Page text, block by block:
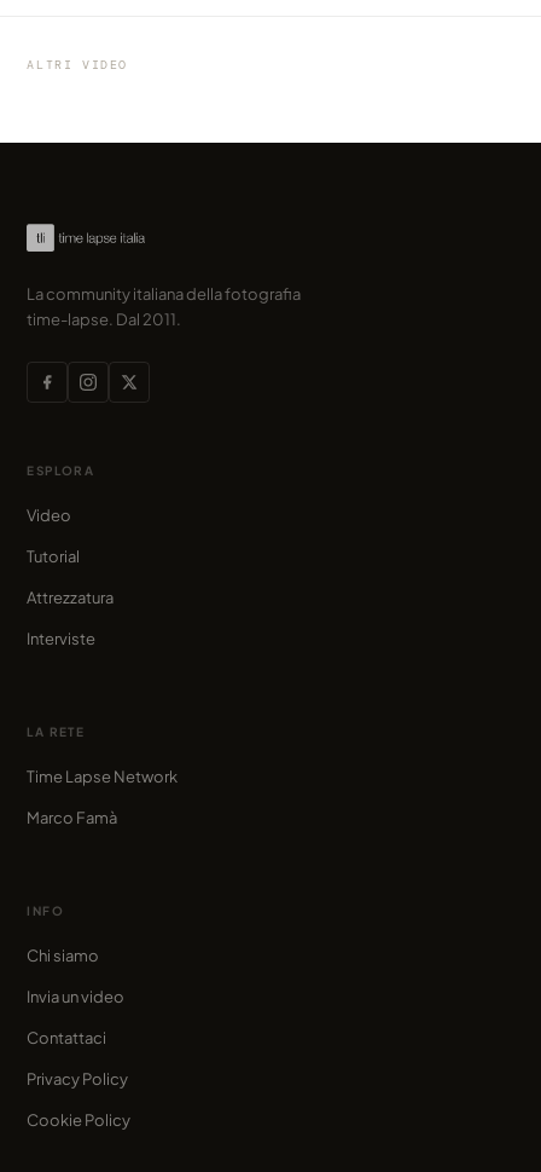
ALTRI VIDEO
condiviso da marcofama
condiviso da marcofama
La Via Lattea, dal Sud Dakota
La community italiana della fotografia
time-lapse. Dal 2011.
ESPLORA
Video
Tutorial
Attrezzatura
Interviste
LA RETE
Time Lapse Network
Marco Famà
INFO
Chi siamo
Invia un video
Contattaci
Privacy Policy
Cookie Policy